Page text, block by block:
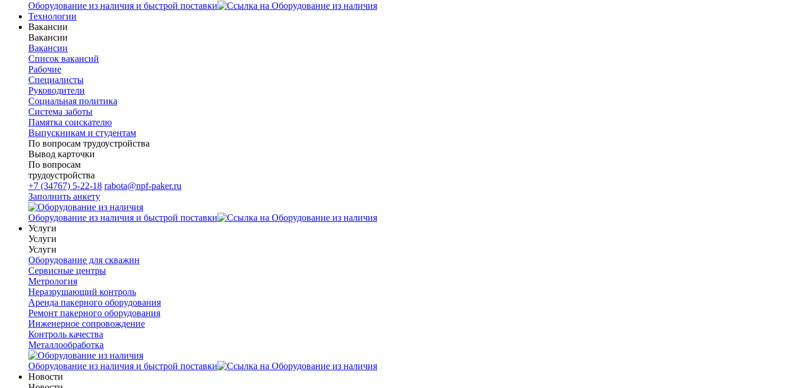
Оборудование из наличия и быстрой поставки
Технологии
Вакансии
Вакансии
Вакансии
Список вакансий
Рабочие
Специалисты
Руководители
Cоциальная политика
Система заботы
Памятка соискателю
Выпускникам и студентам
По вопросам трудоустройства
Вывод карточки
По вопросам
трудоустройства
+7 (34767) 5-22-18 rabota@npf-paker.ru
Заполнить анкету
Оборудование из наличия и быстрой поставки
Услуги
Услуги
Услуги
Оборудование для скважин
Сервисные центры
Метрология
Неразрушающий контроль
Аренда пакерного оборудования
Ремонт пакерного оборудования
Инженерное сопровождение
Контроль качества
Металлообработка
Оборудование из наличия и быстрой поставки
Новости